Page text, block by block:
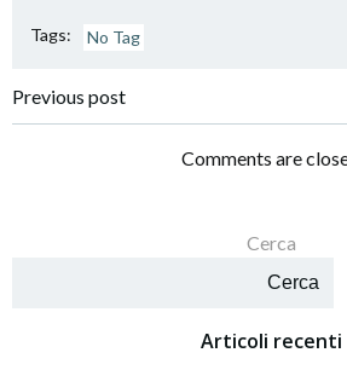
Tags: No Tag
Navigazione
Previous post
Comments are
Cerca
Cerca
Articoli recenti